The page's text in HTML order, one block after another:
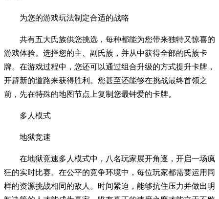
为您的游戏玩法制定合适的战略
共有五大氏族供您挑选，每种都能为您带来独特又惊喜的
游戏体验。选择您的主、副氏族，并从中获得全部的氏族卡
牌。在游戏过程中，您还可以通过组合升级的方式提升卡牌，
开辟新的道路来获得胜利。您甚至还能够在挑战最终首领之
前，先在特殊的地图节点上复制您最钟爱的卡牌。
多人模式
地狱竞速
在地狱竞速多人模式中，八名玩家展开角逐，开启一场疯
狂的实时比赛。在公平的竞争环境中，每位玩家都需要运用同
样的资源挑战相同的敌人。时间紧迫，能够抗住压力并做出明